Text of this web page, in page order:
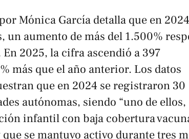
Mónica García detalla que en
un aumento de más del 1.500%
En 2025, la cifra ascendió a 397
más que el año anterior. Los datos
que en 2024 se registraron 30
autónomas, siendo “uno de ellos,
infantil con baja cobertura
que se mantuvo activo durante tres